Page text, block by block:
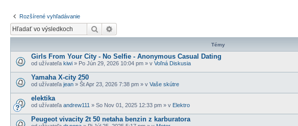
Rozšírené vyhľadávanie
Hľadať
Témy
Girls From Your City - No Selfie - Anonymous Casual Dating
od užívateľa kiwi » Po Jún 29, 2026 10:04 pm » v Voľná Diskusia
Yamaha X-city 250
od užívateľa jean » Št Apr 23, 2026 7:38 pm » v Vaše skútre
elektika
od užívateľa andrew111 » So Nov 01, 2025 12:33 pm » v Elektro
Peugeot vivacity 2t 50 netaha benzin z karburatora